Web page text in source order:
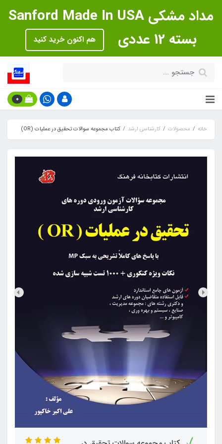
مداد مشکی Sanford Made In USA
بسته 12 عددی
هم اکنون خرید کنید
0
خانه محصولات کارشناسی ارشد کتاب مجموعه سوالات تحقیق در عملیات (OR)